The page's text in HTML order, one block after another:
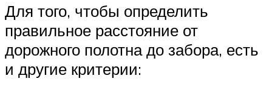
Для того, чтобы определить
правильное расстояние от
дорожного полотна до забора, есть
и другие критерии: